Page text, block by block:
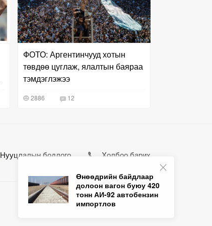
Өнөөдрийн байдлаар
долоон вагон буюу 420
тонн АИ-92 автобензин
импортлов
ФОТО: Аргентинчууд хотын
төвдөө цуглаж, ялалтын баяраа
тэмдэглэжээ
2886 12
Нууцлалын бодлого Холбоо барих